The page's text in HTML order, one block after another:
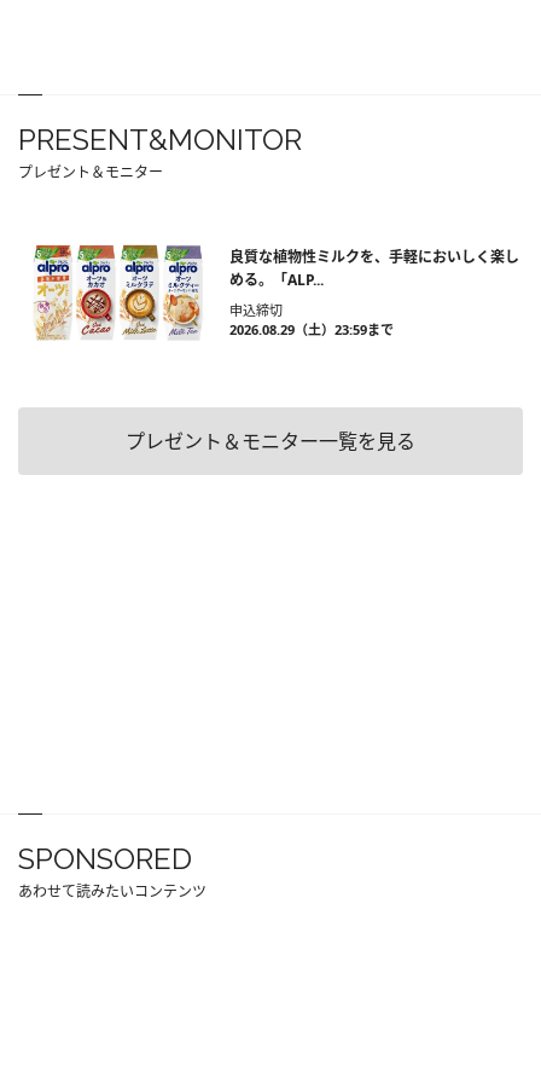
PRESENT&MONITOR
プレゼント＆モニター
良質な植物性ミルクを、手軽においしく楽し
める。「ALP...
申込締切
2026.08.29（土）23:59まで
プレゼント＆モニター一覧を見る
SPONSORED
あわせて読みたいコンテンツ